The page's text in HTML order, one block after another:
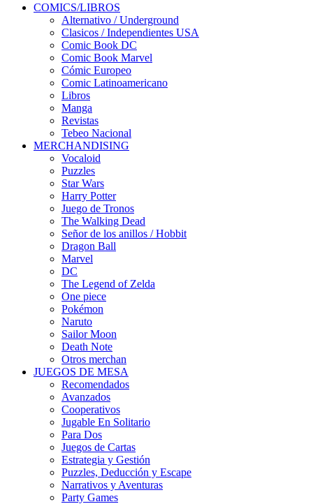
COMICS/LIBROS
Alternativo / Underground
Clasicos / Independientes USA
Comic Book DC
Comic Book Marvel
Cómic Europeo
Comic Latinoamericano
Libros
Manga
Revistas
Tebeo Nacional
MERCHANDISING
Vocaloid
Puzzles
Star Wars
Harry Potter
Juego de Tronos
The Walking Dead
Señor de los anillos / Hobbit
Dragon Ball
Marvel
DC
The Legend of Zelda
One piece
Pokémon
Naruto
Sailor Moon
Death Note
Otros merchan
JUEGOS DE MESA
Recomendados
Avanzados
Cooperativos
Jugable En Solitario
Para Dos
Juegos de Cartas
Estrategia y Gestión
Puzzles, Deducción y Escape
Narrativos y Aventuras
Party Games